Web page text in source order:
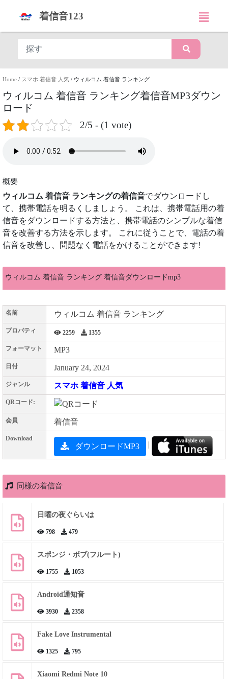
着信音123
Home / スマホ 着信音 人気 / ウィルコム 着信音 ランキング
ウィルコム 着信音 ランキング着信音MP3ダウン
ロード
2/5 - (1 vote)
概要
ウィルコム 着信音 ランキングの着信音でダウンロードし
て、携帯電話を明るくしましょう。 これは、携帯電話用の着
信音をダウンロードする方法と、携帯電話のシンプルな着信
音を改善する方法を示します。 これに従うことで、電話の着
信音を改善し、問題なく電話をかけることができます!
ウィルコム 着信音 ランキング 着信音ダウンロードmp3
名前 ウィルコム 着信音 ランキング
プロパティ 2259 1355
フォーマット MP3
日付 January 24, 2024
ジャンル スマホ 着信音 人気
QRコード:
会員 着信音
Download
ダウンロードMP3 |
同様の着信音
日曜の夜ぐらいは
798 479
スポンジ・ボブ(フルート)
1755 1053
Android通知音
3930 2358
Fake Love Instrumental
1325 795
Xiaomi Redmi Note 10